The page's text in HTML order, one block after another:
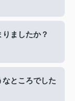
ましたか？
ところでした